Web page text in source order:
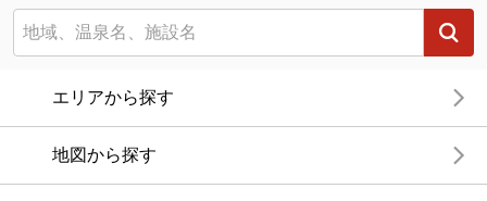
エリアから探す
地図から探す